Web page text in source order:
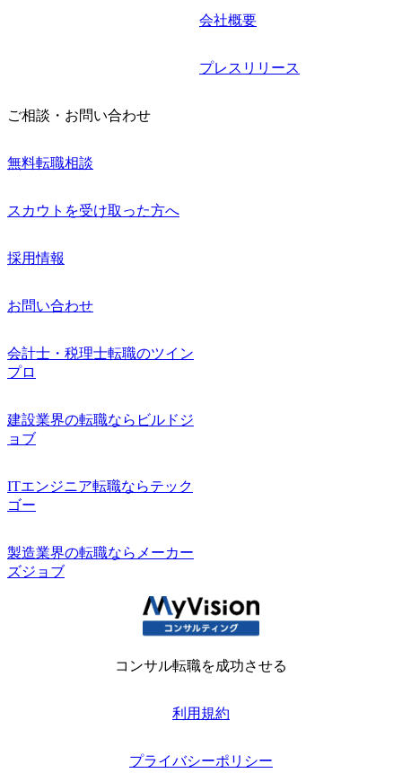
会社概要
プレスリリース
ご相談・お問い合わせ
無料転職相談
スカウトを受け取った方へ
採用情報
お問い合わせ
会計士・税理士転職のツイン
プロ
建設業界の転職ならビルドジ
ョブ
ITエンジニア転職ならテック
ゴー
製造業界の転職ならメーカー
ズジョブ
コンサル転職を成功させる
利用規約
プライバシーポリシー